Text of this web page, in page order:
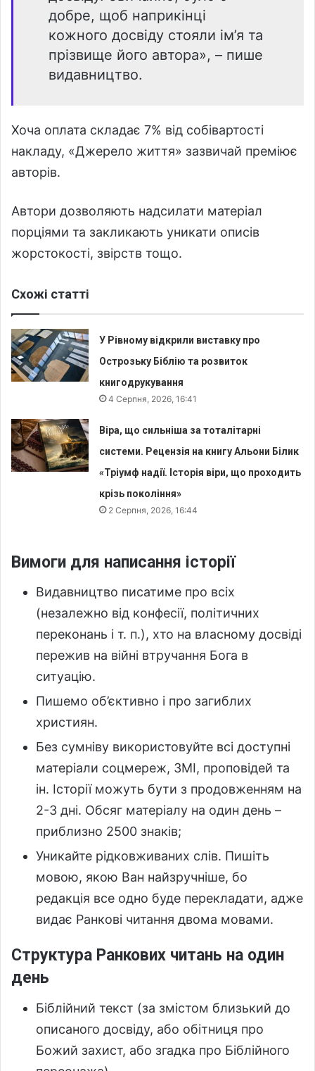
добре, щоб наприкінці
кожного досвіду стояли ім’я та
прізвище його автора», – пише
видавництво.
Хоча оплата складає 7% від собівартості
накладу, «Джерело життя» зазвичай преміює
авторів.
Автори дозволяють надсилати матеріал
порціями та закликають уникати описів
жорстокості, звірств тощо.
Схожі статті
У Рівному відкрили виставку про
Острозьку Біблію та розвиток
книгодрукування
4 Серпня, 2026, 16:41
Віра, що сильніша за тоталітарні
системи. Рецензія на книгу Альони Білик
«Тріумф надії. Історія віри, що проходить
крізь покоління»
2 Серпня, 2026, 16:44
Вимоги для написання історії
Видавництво писатиме про всіх
(незалежно від конфесії, політичних
переконань і т. п.), хто на власному досвіді
пережив на війні втручання Бога в
ситуацію.
Пишемо об’єктивно і про загиблих
християн.
Без сумніву використовуйте всі доступні
матеріали соцмереж, ЗМІ, проповідей та
ін. Історії можуть бути з продовженням на
2-3 дні. Обсяг матеріалу на один день –
приблизно 2500 знаків;
Уникайте рідковживаних слів. Пишіть
мовою, якою Ван найзручніше, бо
редакція все одно буде перекладати, адже
видає Ранкові читання двома мовами.
Структура Ранкових читань на один
день
Біблійний текст (за змістом близький до
описаного досвіду, або обітниця про
Божий захист, або згадка про Біблійного